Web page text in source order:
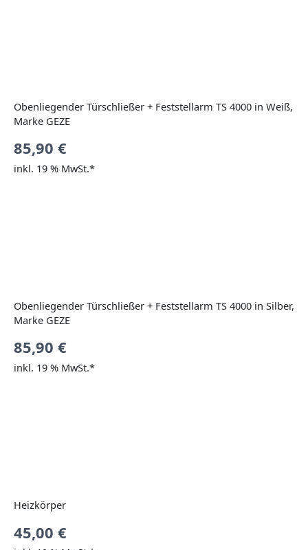
Obenliegender Türschließer + Feststellarm TS 4000 in Weiß,
Marke GEZE
85,90 €
inkl. 19 % MwSt.*
Obenliegender Türschließer + Feststellarm TS 4000 in Silber,
Marke GEZE
85,90 €
inkl. 19 % MwSt.*
Heizkörper
45,00 €